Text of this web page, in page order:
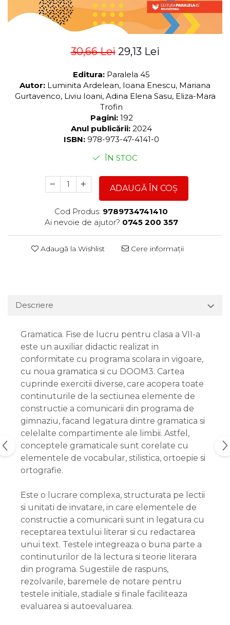
30,66 Lei 29,13 Lei
Editura: Paralela 45
Autor: Luminita Ardelean, Ioana Enescu, Mariana
Gurtavenco, Liviu Ioani, Adina Elena Sasu, Eliza-Mara
Trofin
Pagini: 192
Anul publicării: 2024
ISBN: 978-973-47-4141-0
ÎN STOC
ADAUGĂ ÎN COȘ
Cod Produs: 9789734741410
Ai nevoie de ajutor? 0745 200 357
Adaugă la Wishlist Cere informații
Descriere
Gramatica. Fise de lucru pentru clasa a VII-a
este un auxiliar didactic realizat in
conformitate cu programa scolara in vigoare,
cu noua gramatica si cu DOOM3. Cartea
cuprinde exercitii diverse, care acopera toate
continuturile de la sectiunea elemente de
constructie a comunicarii din programa de
gimnaziu, facand legatura dintre gramatica si
celelalte compartimente ale limbii. Astfel,
conceptele gramaticale sunt corelate cu
elementele de vocabular, stilistica, ortoepie si
ortografie.
Este o lucrare complexa, structurata pe lectii
si unitati de invatare, in care elementele de
constructie a comunicarii sunt in legatura cu
receptarea textului literar si cu redactarea
unui text. Testele integreaza o buna parte a
continuturilor de la lectura si teorie literara
din programa. Sugestiile de raspuns,
rezolvarile, baremele de notare pentru
testele initiale, stadiale si finale faciliteaza
evaluarea si autoevaluarea.